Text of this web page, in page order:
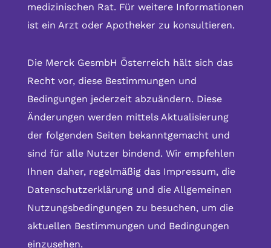
medizinischen Rat. Für weitere Informationen
ist ein Arzt oder Apotheker zu konsultieren.
Die Merck GesmbH Österreich hält sich das
Recht vor, diese Bestimmungen und
Bedingungen jederzeit abzuändern. Diese
Änderungen werden mittels Aktualisierung
der folgenden Seiten bekanntgemacht und
sind für alle Nutzer bindend. Wir empfehlen
Ihnen daher, regelmäßig das Impressum, die
Datenschutzerklärung und die Allgemeinen
Nutzungsbedingungen zu besuchen, um die
aktuellen Bestimmungen und Bedingungen
einzusehen.